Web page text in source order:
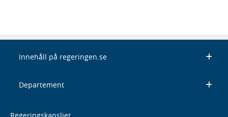
Innehåll på regeringen.se
Departement
Regeringskansliet